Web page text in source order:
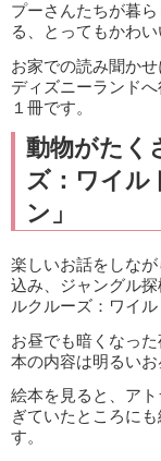
プーさんたちが暮
る、とってもかわい
お家での読み聞か
ディズニーランド
１冊です。
動物がたく
ズ：ワイル
ン」
楽しいお話をしな
込み、ジャングル
ルクルーズ：ワイ
お昼でも暗くなっ
本の内容は明るいお
絵本を見ると、ア
ぎていたところに
す。